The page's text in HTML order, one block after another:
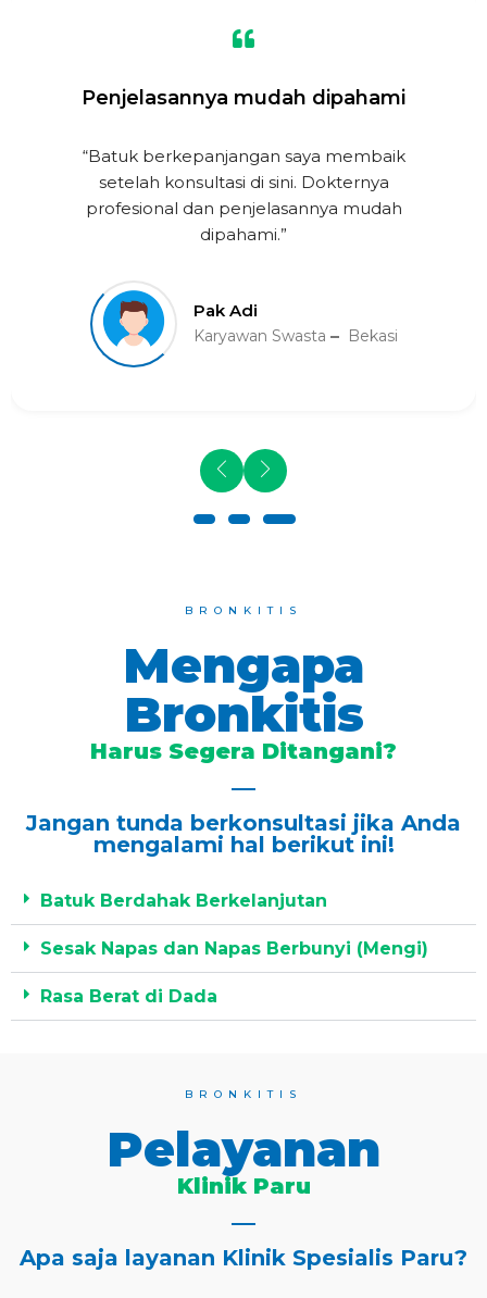
Penjelasannya mudah dipahami
“Batuk berkepanjangan saya membaik
setelah konsultasi di sini. Dokternya
profesional dan penjelasannya mudah
dipahami.”
Pak Adi
Karyawan Swasta Bekasi
BRONKITIS
Mengapa
Bronkitis
Harus Segera Ditangani?
Jangan tunda berkonsultasi jika Anda
mengalami hal berikut ini!
Batuk Berdahak Berkelanjutan
Sesak Napas dan Napas Berbunyi (Mengi)
Rasa Berat di Dada
BRONKITIS
Pelayanan
Klinik Paru
Apa saja layanan Klinik Spesialis Paru?